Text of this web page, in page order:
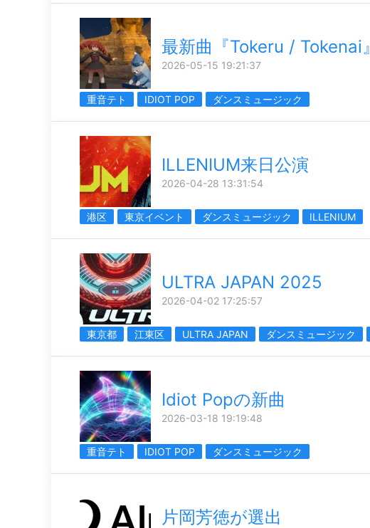
最新曲『Tokeru / Tokenai』
2026-05-15 19:21:37
重音テト IDIOT POP ダンスミュージック
ILLENIUM来日公演
2026-04-28 13:31:54
港区 東京イベント ダンスミュージック ILLENIUM
ULTRA JAPAN 2025
2026-04-02 17:25:57
東京都 江東区 ULTRA JAPAN ダンスミュージック
Idiot Popの新曲
2026-03-18 19:19:48
重音テト IDIOT POP ダンスミュージック
片岡芳徳が選出